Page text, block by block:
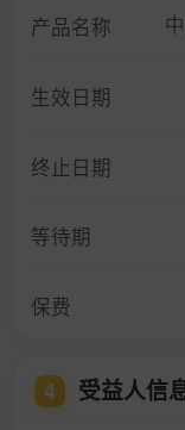
产品名称
生效日期
终止日期
等待期
保费
4 受益人信